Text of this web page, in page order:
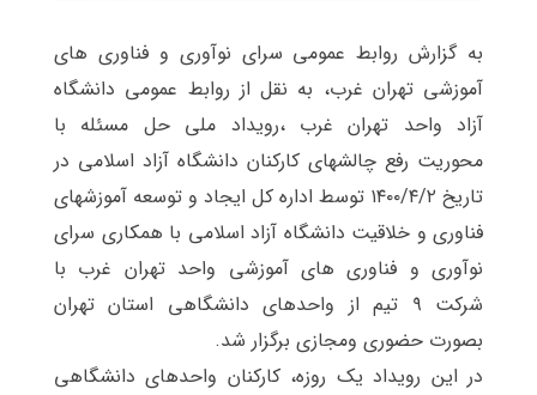
به گزارش روابط عمومی سرای نوآوری و فناوری های
آموزشی تهران غرب، به نقل از روابط عمومی دانشگاه
آزاد واحد تهران غرب ،رویداد ملی حل مسئله با
محوریت رفع چالش‏های کارکنان دانشگاه آزاد اسلامی‬ در
تاریخ ۱۴۰۰/۴/۲ توسط اداره کل ایجاد و توسعه آموزشهای
فناوری و خلاقیت دانشگاه آزاد اسلامی با همکاری سرای
نوآوری و فناوری های آموزشی واحد‬ تهران‬ غرب با
شرکت ۹ تیم از واحدهای دانشگاهی استان تهران
بصورت حضوری ومجازی برگزار شد.
در این رویداد یک روزه، کارکنان واحدهای دانشگاهی